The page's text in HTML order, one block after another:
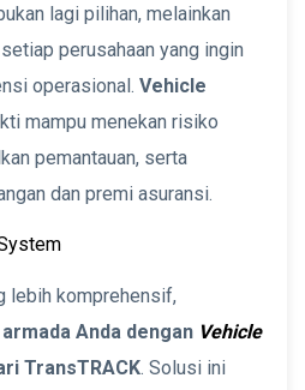
lagi pilihan, melainkan
perusahaan yang ingin
operasional. Vehicle
mampu menekan risiko
pemantauan, serta
dan premi asuransi.
lebih komprehensif,
Anda dengan Vehicle
TransTRACK. Solusi ini